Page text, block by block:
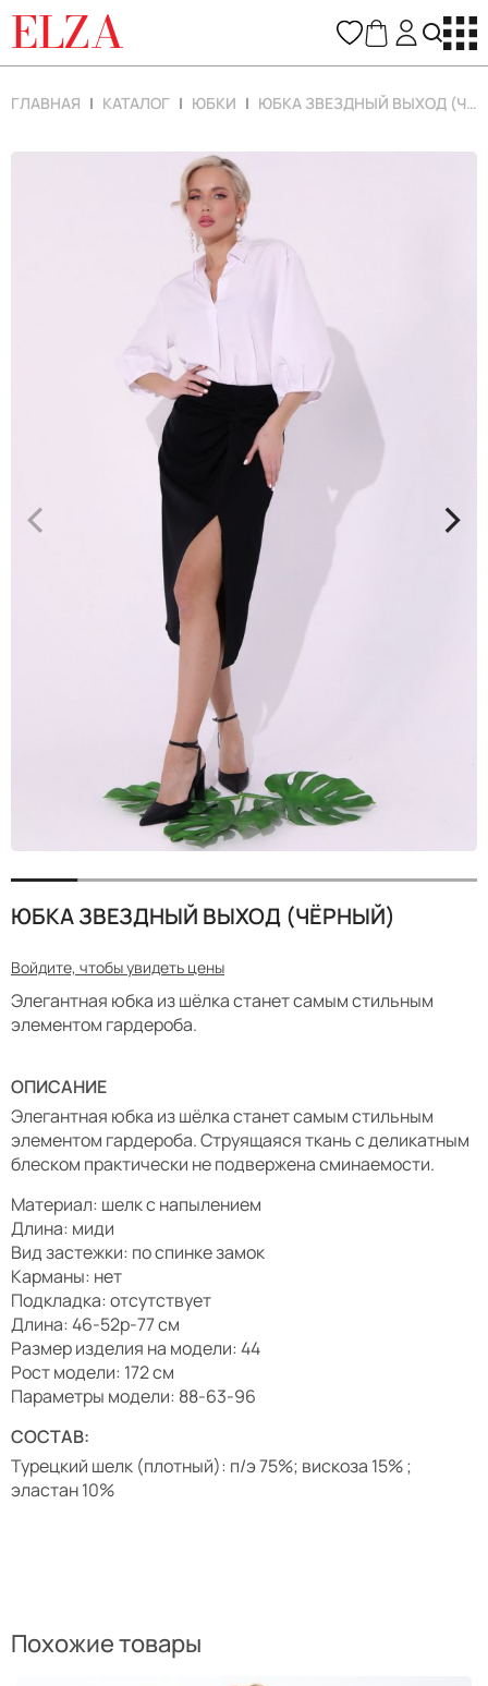
ELZA
ГЛАВНАЯ КАТАЛОГ ЮБКИ ЮБКА ЗВЕЗДНЫЙ ВЫХОД (ЧЁРНЫЙ)
< >
ЮБКА ЗВЕЗДНЫЙ ВЫХОД (ЧЁРНЫЙ)
Войдите, чтобы увидеть цены
Элегантная юбка из шёлка станет самым стильным
элементом гардероба.
ОПИСАНИЕ
Элегантная юбка из шёлка станет самым стильным
элементом гардероба. Струящаяся ткань с деликатным
блеском практически не подвержена сминаемости.
Материал: шелк с напылением
Длина: миди
Вид застежки: по спинке замок
Карманы: нет
Подкладка: отсутствует
Длина: 46-52р-77 см
Размер изделия на модели: 44
Рост модели: 172 см
Параметры модели: 88-63-96
СОСТАВ:
Турецкий шелк (плотный): п/э 75%; вискоза 15% ;
эластан 10%
Похожие товары